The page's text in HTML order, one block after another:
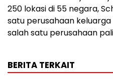
250 lokasi di 55 negara,
satu perusahaan
salah satu perusahaan
BERITA TERKAIT